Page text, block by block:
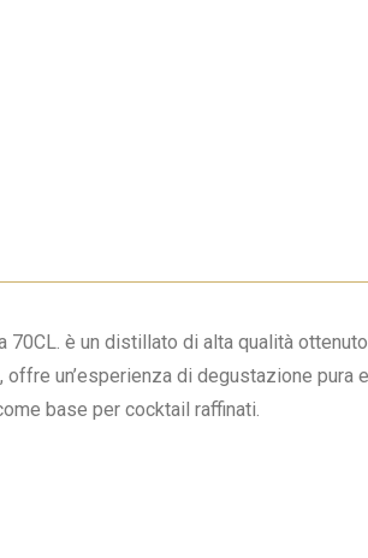
70CL. è un distillato di alta qualità
un’esperienza di degustazione pura
base per cocktail raffinati.